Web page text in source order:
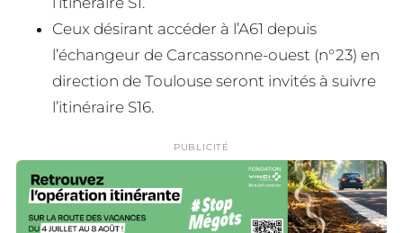
Ceux désirant accéder à l’A61 depuis
l’échangeur de Carcassonne-ouest (n°23) en
direction de Toulouse seront invités à suivre
l’itinéraire S16.
PUBLICITÉ